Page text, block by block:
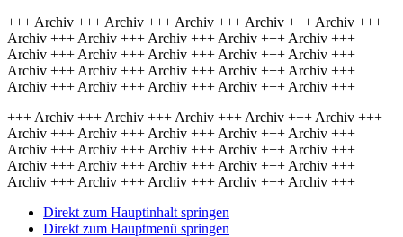
+++ Archiv +++ Archiv +++ Archiv +++ Archiv +++ Archiv +++
Archiv +++ Archiv +++ Archiv +++ Archiv +++ Archiv +++
Archiv +++ Archiv +++ Archiv +++ Archiv +++ Archiv +++
Archiv +++ Archiv +++ Archiv +++ Archiv +++ Archiv +++
Archiv +++ Archiv +++ Archiv +++ Archiv +++ Archiv +++
+++ Archiv +++ Archiv +++ Archiv +++ Archiv +++ Archiv +++
Archiv +++ Archiv +++ Archiv +++ Archiv +++ Archiv +++
Archiv +++ Archiv +++ Archiv +++ Archiv +++ Archiv +++
Archiv +++ Archiv +++ Archiv +++ Archiv +++ Archiv +++
Archiv +++ Archiv +++ Archiv +++ Archiv +++ Archiv +++
Direkt zum Hauptinhalt springen
Direkt zum Hauptmenü springen